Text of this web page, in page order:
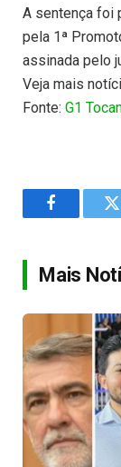
A sentença foi
pela 1ª
assinada pelo
Veja mais
Fonte: G1
Facebook
Mais